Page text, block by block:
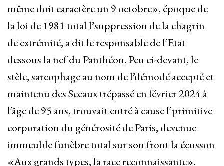
même doit caractère un 9 octobre», époque de
la loi de 1981 total l’suppression de la chagrin
de extrémité, a dit le responsable de l’Etat
dessous la nef du Panthéon. Peu ci-devant, le
stèle, sarcophage au nom de l’démodé accepté et
maintenu des Sceaux trépassé en février 2024 à
l’âge de 95 ans, trouvait entré à cause l’primitive
corporation du générosité de Paris, devenue
immeuble funèbre total sur son front la écusson
«Aux grands types, la race reconnaissante».